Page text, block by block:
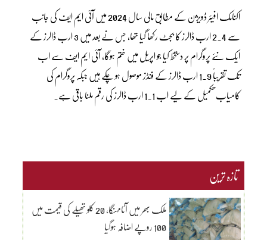
اکنامک افیئر ڈویژن کے مطابق مالی سال 2024 میں آئی ایم ایف کی جانب
سے 2.4 ارب ڈالرز کا بجٹ رکھا گیا تھا، جس نے بعد میں 3 ارب ڈالرز کے
ایک نئے پروگرام پر دستخط کیا جو اپریل میں ختم ہوگا، آئی ایم ایف سے اب
تک تقریباً 1.9 ارب ڈالرز کے فنڈز موصول ہو چکے ہیں جبکہ پروگرام کی
کامیاب تکمیل کے لیے اب 1.1 ارب ڈالرز کی رقم ملنا باقی ہے۔
تازہ ترین
ملک بھر میں آٹامہنگا، 20 کلو تھیلے کی قیمت میں
100 روپے اضافہ ہوگیا